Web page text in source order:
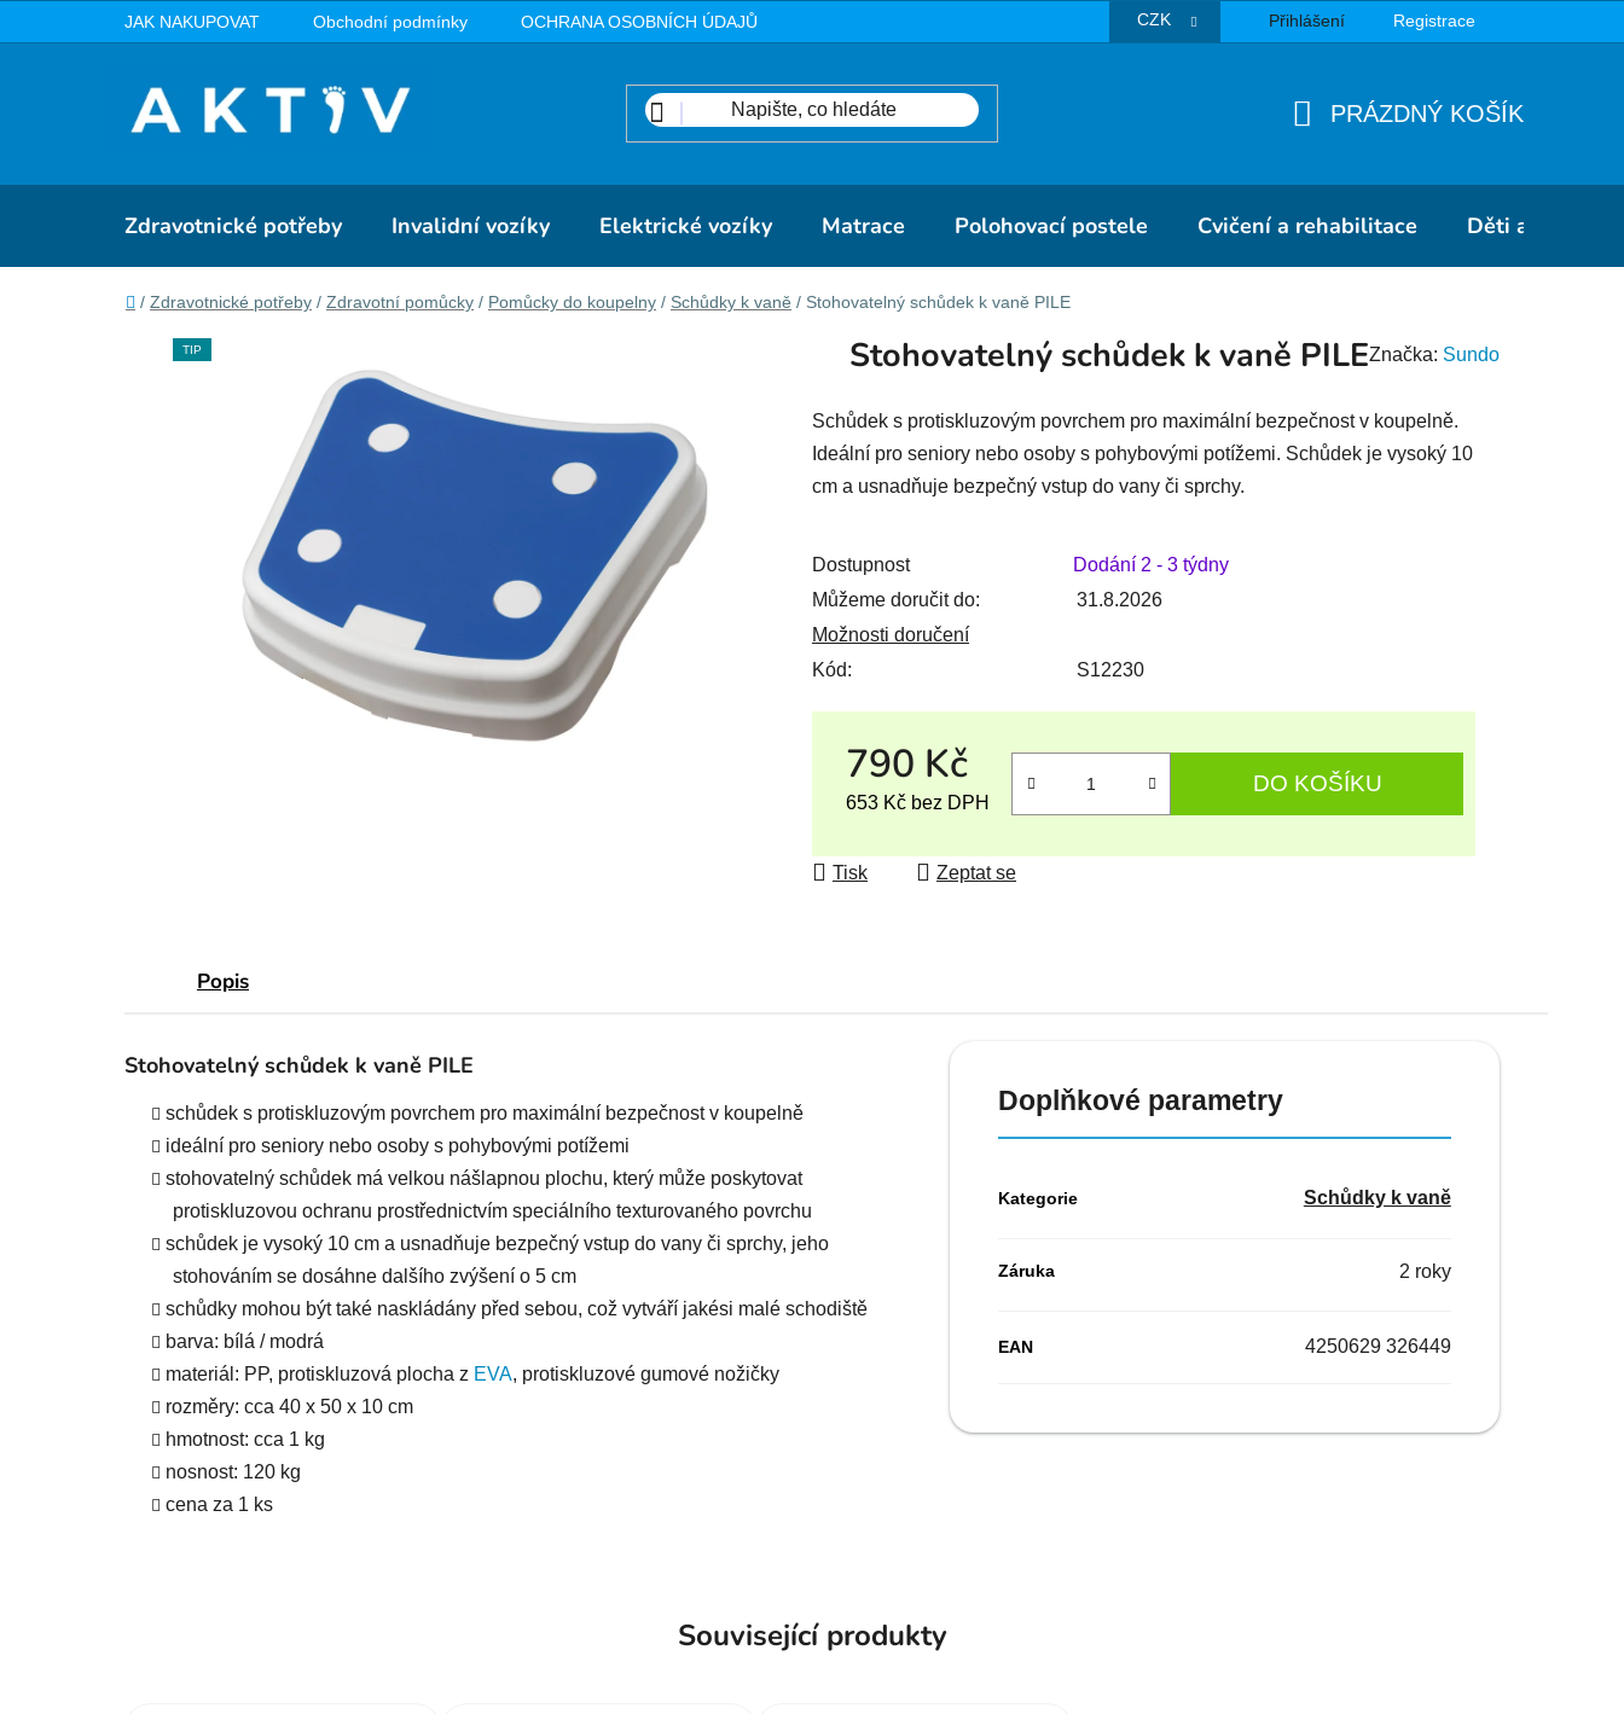
na
JAK NAKUPOVAT Obchodní podmínky OCHRANA OSOBNÍCH ÚDAJŮ CZK Přihlášení Registrace
PRÁZDNÝ KOŠÍK
Zdravotnické potřeby Invalidní vozíky Elektrické vozíky Matrace Polohovací postele Cvičení a rehabilitace Děti a školky
Domů
/ Zdravotnické potřeby / Zdravotní pomůcky / Pomůcky do koupelny / Schůdky k vaně / Stohovatelný schůdek k vaně PILE
Značka: Sundo
Stohovatelný schůdek k vaně PILE
Schůdek s protiskluzovým povrchem pro maximální bezpečnost v koupelně.
Ideální pro seniory nebo osoby s pohybovými potížemi. Schůdek je vysoký 10
cm a usnadňuje bezpečný vstup do vany či sprchy.
Dostupnost
Dodání 2 - 3 týdny
Můžeme doručit do:
31.8.2026
Možnosti doručení
Kód:
S12230
790 Kč
653 Kč bez DPH
DO KOŠÍKU
Tisk Zeptat se
TIP
Popis
Stohovatelný schůdek k vaně PILE
schůdek s protiskluzovým povrchem pro maximální bezpečnost v koupelně
ideální pro seniory nebo osoby s pohybovými potížemi
stohovatelný schůdek má velkou nášlapnou plochu, který může poskytovat
protiskluzovou ochranu prostřednictvím speciálního texturovaného povrchu
schůdek je vysoký 10 cm a usnadňuje bezpečný vstup do vany či sprchy, jeho
stohováním se dosáhne dalšího zvýšení o 5 cm
schůdky mohou být také naskládány před sebou, což vytváří jakési malé schodiště
barva: bílá / modrá
materiál: PP, protiskluzová plocha z EVA, protiskluzové gumové nožičky
rozměry: cca 40 x 50 x 10 cm
hmotnost: cca 1 kg
nosnost: 120 kg
cena za 1 ks
Doplňkové parametry
Kategorie Schůdky k vaně
Záruka 2 roky
EAN 4250629 326449
Související produkty